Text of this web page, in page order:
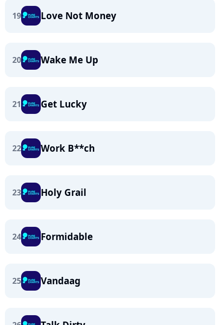
19 Love Not Money
20 Wake Me Up
21 Get Lucky
22 Work B**ch
23 Holy Grail
24 Formidable
25 Vandaag